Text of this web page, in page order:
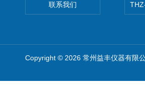
联系我们
Copyright © 2026 常州益丰仪器有限